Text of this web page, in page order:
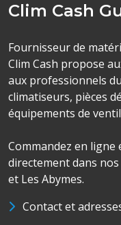
Clim Cash
Fournisseur de
Clim Cash propose
aux professionnels
climatiseurs, pièces
équipements de
Commandez en
directement dans
et Les Abymes.
Contact et